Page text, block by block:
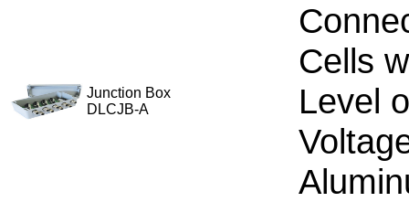
Junction Box
DLCJB-A
Cells
Level